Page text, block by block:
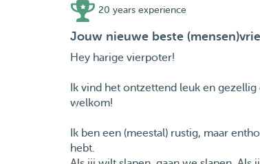
20 years experience
Jouw nieuwe beste
Hey harige vierpoter!
Ik vind het ontzettend leuk en
welkom!
Ik ben een (meestal) rustig, maar
hebt.